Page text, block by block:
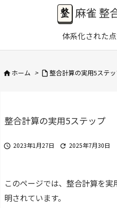
麻雀 整
体系化された
ホーム >  整合計算の実用5ステ
整合計算の実用5ステップ
 2023年1月27日  2025年7月30日
このページでは、整合計算を
明されています。